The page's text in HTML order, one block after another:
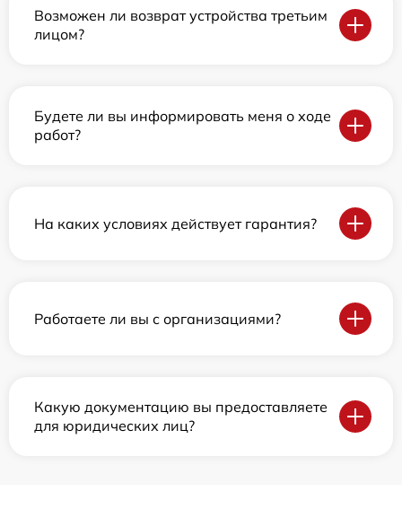
Возможен ли возврат устройства третьим
лицом?
Будете ли вы информировать меня о ходе
работ?
На каких условиях действует гарантия?
Работаете ли вы с организациями?
Какую документацию вы предоставляете
для юридических лиц?